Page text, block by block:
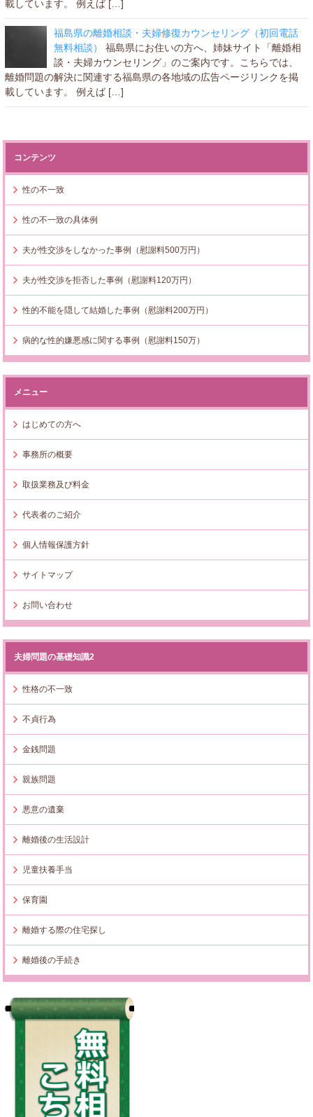
載しています。 例えば […]
福島県の離婚相談・夫婦修復カウンセリング（初回電話
無料相談）
福島県にお住いの方へ、姉妹サイト「離婚相
談・夫婦カウンセリング」のご案内です。こちらでは、
離婚問題の解決に関連する福島県の各地域の広告ページリンクを掲
載しています。 例えば […]
コンテンツ
性の不一致
性の不一致の具体例
夫が性交渉をしなかった事例（慰謝料500万円）
夫が性交渉を拒否した事例（慰謝料120万円）
性的不能を隠して結婚した事例（慰謝料200万円）
病的な性的嫌悪感に関する事例（慰謝料150万）
メニュー
はじめての方へ
事務所の概要
取扱業務及び料金
代表者のご紹介
個人情報保護方針
サイトマップ
お問い合わせ
夫婦問題の基礎知識2
性格の不一致
不貞行為
金銭問題
親族問題
悪意の遺棄
離婚後の生活設計
児童扶養手当
保育園
離婚する際の住宅探し
離婚後の手続き